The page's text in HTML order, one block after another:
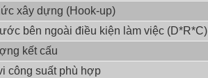
xây dựng (Hook-up)
bên ngoài điều kiện làm việc (D*R*C)
kết cấu
công suất phù hợp